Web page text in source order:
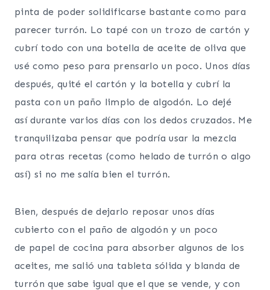
pinta de poder solidificarse bastante como para
parecer turrón. Lo tapé con un trozo de cartón y
cubrí todo con una botella de aceite de oliva que
usé como peso para prensarlo un poco. Unos días
después, quité el cartón y la botella y cubrí la
pasta con un paño limpio de algodón. Lo dejé
así durante varios días con los dedos cruzados. Me
tranquilizaba pensar que podría usar la mezcla
para otras recetas (como helado de turrón o algo
así) si no me salía bien el turrón.
Bien, después de dejarlo reposar unos días
cubierto con el paño de algodón y un poco
de papel de cocina para absorber algunos de los
aceites, me salió una tableta sólida y blanda de
turrón que sabe igual que el que se vende, y con